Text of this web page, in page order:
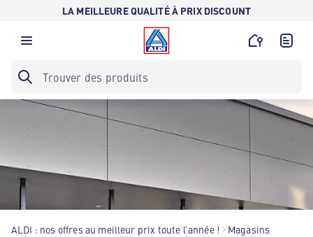
LA MEILLEURE QUALITÉ À PRIX DISCOUNT
ALDI : nos offres au meilleur prix toute l’année ! Magasins